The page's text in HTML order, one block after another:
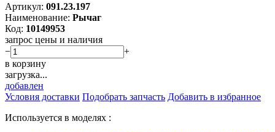
Артикул: 091.23.197
Наименование: Рычаг
Код: 10149953
запрос цены и наличия
−
+
в корзину
загрузка...
добавлен
Условия доставки Подобрать запчасть Добавить в избранное
Используется в моделях :